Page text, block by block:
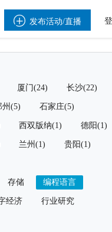
 发布活动/直播
厦门(24) 长沙(22)
州(5) 石家庄(5)
西双版纳(1) 德阳(1)
兰州(1) 贵阳(1)
存储 编程语言
经济 行业研究